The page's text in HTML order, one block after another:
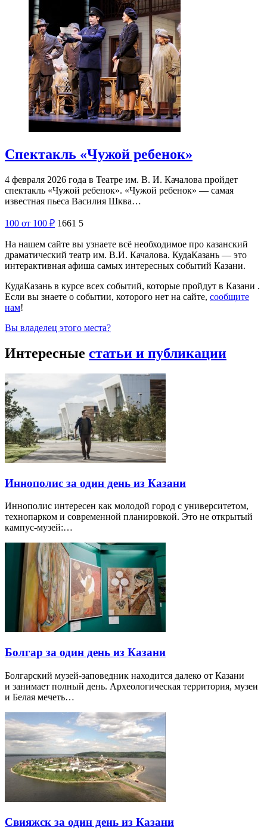
Спектакль «Чужой ребенок»
4 февраля 2026 года в Театре им. В. И. Качалова пройдет
спектакль «Чужой ребенок». «Чужой ребенок» — самая
известная пьеса Василия Шква…
100 от 100 ₽ 1661 5
На нашем сайте вы узнаете всё необходимое про казанский
драматический театр им. В.И. Качалова. КудаКазань — это
интерактивная афиша самых интересных событий Казани.
КудаКазань в курсе всех событий, которые пройдут в Казани .
Если вы знаете о событии, которого нет на сайте, сообщите
нам!
Вы владелец этого места?
Интересные статьи и публикации
Иннополис за один день из Казани
Иннополис интересен как молодой город с университетом,
технопарком и современной планировкой. Это не открытый
кампус-музей:…
Болгар за один день из Казани
Болгарский музей-заповедник находится далеко от Казани
и занимает полный день. Археологическая территория, музеи
и Белая мечеть…
Свияжск за один день из Казани